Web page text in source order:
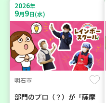
2026年
9月9日(水)
明石市
部門のプロ（？）が「薩摩